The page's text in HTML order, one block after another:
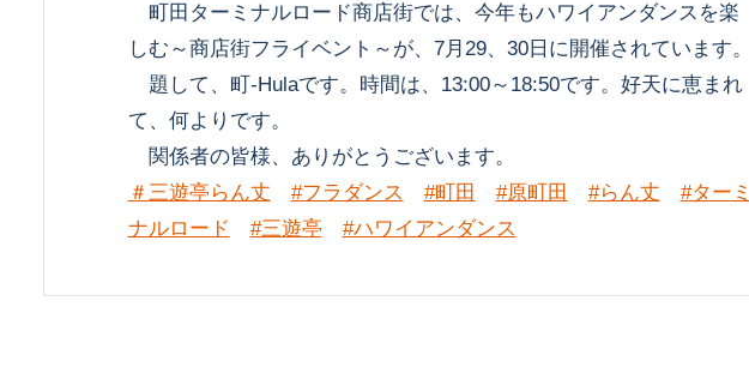
町田ターミナルロード商店街では、今年もハワイアンダンスを楽
しむ～商店街フライベント～が、7月29、30日に開催されています。
題して、町-Hulaです。時間は、13:00～18:50です。好天に恵まれ
て、何よりです。
関係者の皆様、ありがとうございます。
＃三遊亭らん丈
#フラダンス #町田 #原町田 #らん丈
#ターミ
ナルロード
#三遊亭 #ハワイアンダンス